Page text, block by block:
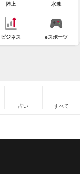
陸上 水泳
ビジネス eスポーツ
占い すべて